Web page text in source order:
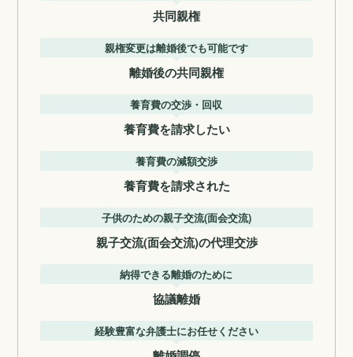
共同親権
親権変更は離婚後でも可能です
離婚後の共同親権
養育費の交渉・回収
養育費を請求したい
養育費の減額交渉
養育費を請求された
子供のための親子交流(面会交流)
親子交流(面会交流)の代理交渉
納得できる離婚のために
協議離婚
経験豊富な弁護士にお任せください